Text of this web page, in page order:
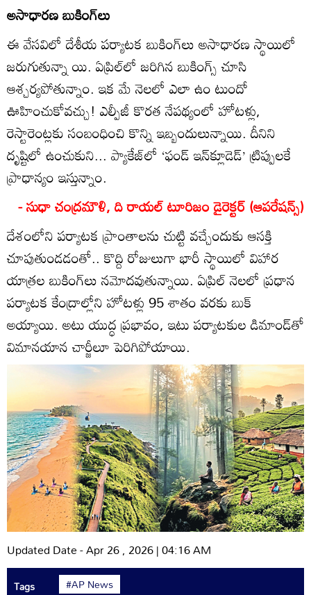
అసాధారణ బుకింగ్‌లు
ఈ వేసవిలో దేశీయ పర్యాటక బుకింగ్‌లు అసాధారణ స్థాయిలో
జరుగుతున్నా యి. ఏప్రిల్‌లో జరిగిన బుకింగ్స్‌ చూసి
ఆశ్చర్యపోతున్నాం. ఇక మే నెలలో ఎలా ఉం టుందో
ఊహించుకోవచ్చు! ఎల్పీజీ కొరత నేపథ్యంలో హోటళ్లు,
రెస్టారెంట్లకు సంబంధించి కొన్ని ఇబ్బందులున్నాయి. దీనిని
దృష్టిలో ఉంచుకుని... ప్యాకేజ్‌లో ‘ఫండ్‌ ఇన్‌క్లూడెడ్‌’ ట్రిప్పులకే
ప్రాధాన్యం ఇస్తున్నాం.
- సుధా చంద్రమౌళి, ది రాయల్‌ టూరిజం డైరెక్టర్‌ (ఆపరేషన్స్‌)
దేశంలోని పర్యాటక ప్రాంతాలను చుట్టి వచ్చేందుకు ఆసక్తి
చూపుతుండడంతో.. కొద్ది రోజులుగా భారీ స్థాయిలో విహార
యాత్రల బుకింగ్‌లు నమోదవుతున్నాయి. ఏప్రిల్‌ నెలలో ప్రధాన
పర్యాటక కేంద్రాల్లోని హోటళ్లు 95 శాతం వరకు బుక్‌
అయ్యాయి. అటు యుద్ధ ప్రభావం, ఇటు పర్యాటకుల డిమాండ్‌తో
విమానయాన చార్జీలూ పెరిగిపోయాయి.
Updated Date - Apr 26 , 2026 | 04:16 AM
Tags #AP News